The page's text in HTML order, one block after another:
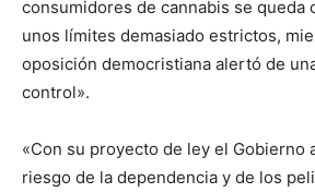
consumidores de cannabis se queda
unos límites demasiado estrictos,
oposición democristiana alertó de
control».
«Con su proyecto de ley el Gobierno
riesgo de la dependencia y de los